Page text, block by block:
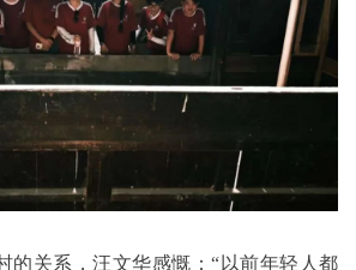
的关系，汪文华感慨：“以前年轻人都